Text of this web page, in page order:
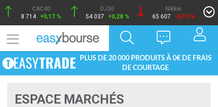
CAC40
8 714 +0,17 %
DJ30
54 037
+0,28 %
Nikkei
65 607
-0,12 %
PLUS DE 20 000 PRODUITS À 0€ DE FRAIS
DE COURTAGE
ESPACE MARCHÉS